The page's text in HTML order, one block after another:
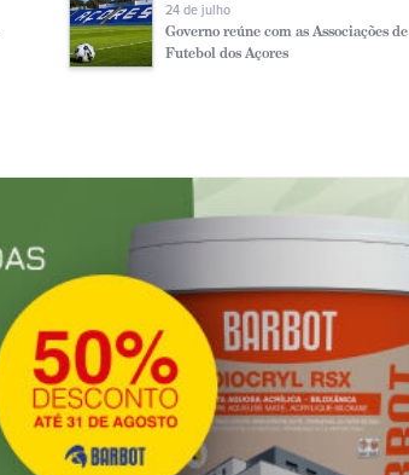
24 de julho
Governo reúne com as Associações de
Futebol dos Açores